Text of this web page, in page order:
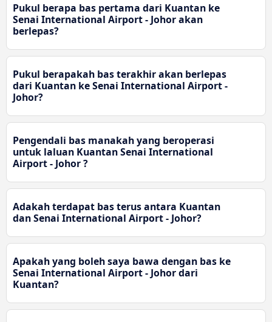
Pukul berapa bas pertama dari Kuantan ke
Senai International Airport - Johor akan
berlepas?
Pukul berapakah bas terakhir akan berlepas
dari Kuantan ke Senai International Airport -
Johor?
Pengendali bas manakah yang beroperasi
untuk laluan Kuantan Senai International
Airport - Johor ?
Adakah terdapat bas terus antara Kuantan
dan Senai International Airport - Johor?
Apakah yang boleh saya bawa dengan bas ke
Senai International Airport - Johor dari
Kuantan?